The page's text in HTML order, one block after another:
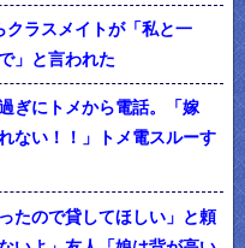
ラスメイトが「私と一
」と言われた
ぎにトメから電話。「嫁
ない！！」トメ電スルーす
たので貸してほしい」と頼